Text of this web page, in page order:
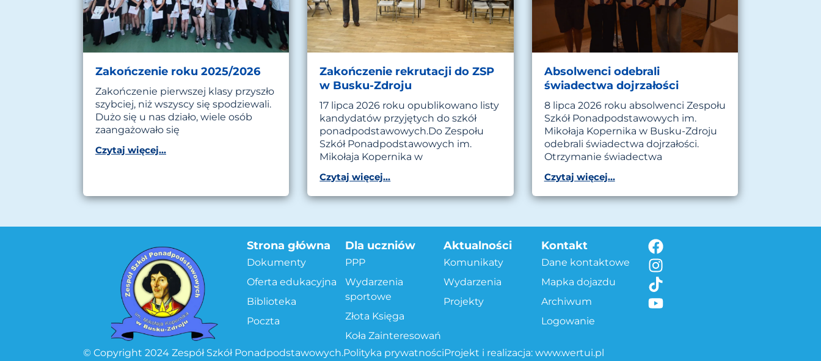
Zakończenie roku 2025/2026
Zakończenie pierwszej klasy przyszło
szybciej, niż wszyscy się spodziewali.
Dużo się u nas działo, wiele osób
zaangażowało się
Czytaj więcej...
Zakończenie rekrutacji do ZSP
w Busku-Zdroju
17 lipca 2026 roku opublikowano listy
kandydatów przyjętych do szkół
ponadpodstawowych.Do Zespołu
Szkół Ponadpodstawowych im.
Mikołaja Kopernika w
Czytaj więcej...
Absolwenci odebrali
świadectwa dojrzałości
8 lipca 2026 roku absolwenci Zespołu
Szkół Ponadpodstawowych im.
Mikołaja Kopernika w Busku-Zdroju
odebrali świadectwa dojrzałości.
Otrzymanie świadectwa
Czytaj więcej...
Strona główna
Dokumenty
Oferta edukacyjna
Biblioteka
Poczta
Dla uczniów
PPP
Wydarzenia
sportowe
Złota Księga
Koła Zainteresowań
Aktualności
Komunikaty
Wydarzenia
Projekty
Kontakt
Dane kontaktowe
Mapka dojazdu
Archiwum
Logowanie
© Copyright 2024 Zespół Szkół Ponadpodstawowych.Polityka prywatnościProjekt i realizacja: www.wertui.pl